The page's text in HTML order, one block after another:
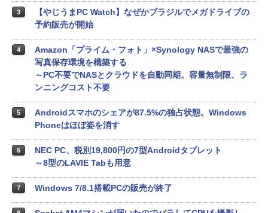
3
【やじうまPC Watch】なぜかブラジルでメガドライブの
予約販売が開始
4
Amazon「プライム・フォト」×Synology NASで最強の
写真保存環境を構築する
～PC不要でNASとクラウドを自動同期。容量無制限、ラ
ンニングコスト不要
5
Androidスマホのシェアが87.5%の独占状態。Windows
Phoneはほぼ姿を消す
6
NEC PC、税別19,800円の7型Androidタブレット
～8型のLAVIE Tabも用意
7 Windows 7/8.1搭載PCの販売が終了